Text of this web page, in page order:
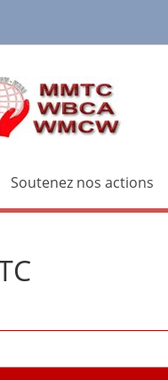
Soutenez nos actions